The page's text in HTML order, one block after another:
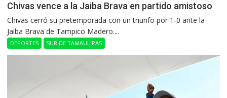
Chivas vence a la Jaiba Brava en partido amistoso
Chivas cerró su pretemporada con un triunfo por 1-0 ante la
Jaiba Brava de Tampico Madero....
DEPORTES SUR DE TAMAULIPAS